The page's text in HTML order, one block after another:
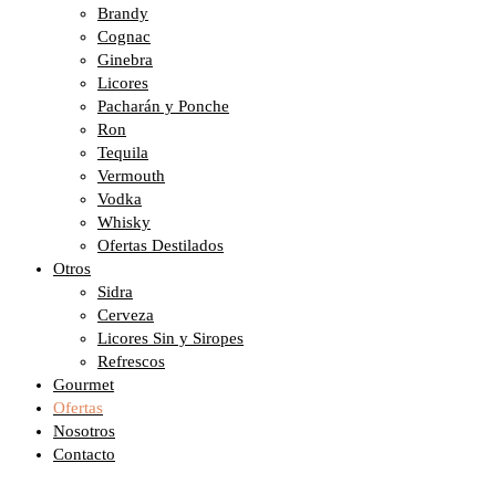
Brandy
Cognac
Ginebra
Licores
Pacharán y Ponche
Ron
Tequila
Vermouth
Vodka
Whisky
Ofertas Destilados
Otros
Sidra
Cerveza
Licores Sin y Siropes
Refrescos
Gourmet
Ofertas
Nosotros
Contacto